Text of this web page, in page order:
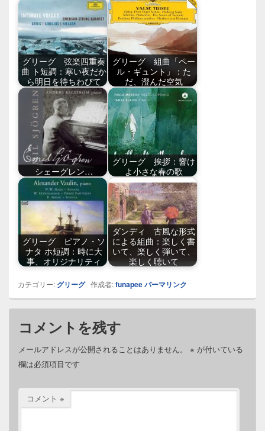
グリーグ 弦楽四重奏
曲 ト短調：寒い夜だか
ら明日を待ちわびて
グリーグ 組曲「ペー
ル・ギュント」：た
だ、澄んだ空気
シェーグレン…
グリーグ 挨拶：響け
よ小さな春の歌
グリーグ ピアノ・ソ
ナタ ホ短調：時に大
事、オリジナリティ
ダンディ 古風な形式
による組曲：楽しく書
いて、楽しく弾いて、
楽しく聴いて
カテゴリー: グリーグ作成者:funapeeパーマリンク
コメントを残す
メールアドレスが公開されることはありません。 ※ が付いている
欄は必須項目です
コメント ※